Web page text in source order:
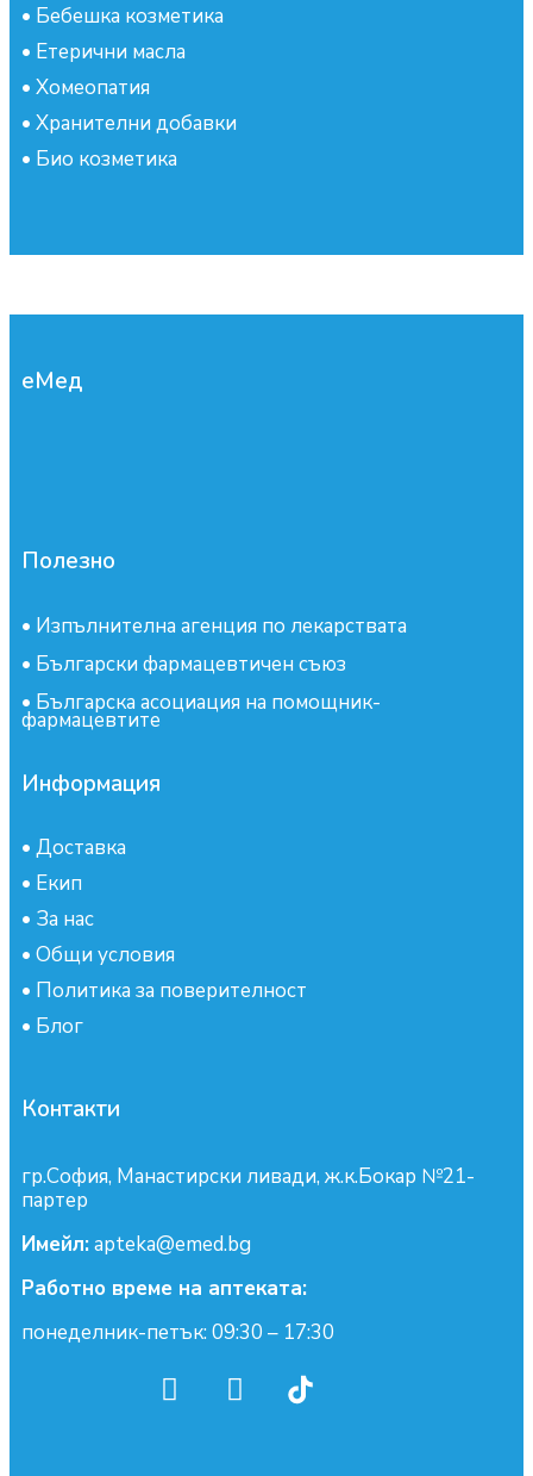
• Бебешка козметика
• Етерични масла
• Хомеопатия
• Хранителни добавки
• Био козметика
еМед
Полезно
• Изпълнителна агенция по лекарствата
• Български фармацевтичен съюз
• Българска асоциация на помощник-
фармацевтите
Информация
• Доставка
• Екип
• За нас
• Общи условия
• Политика за поверителност
• Блог
Контакти
гр.София, Манастирски ливади, ж.к.Бокар №21-
партер
Имейл:apteka@emed.bg
Работно време на аптеката:
понеделник-петък: 09:30 – 17:30